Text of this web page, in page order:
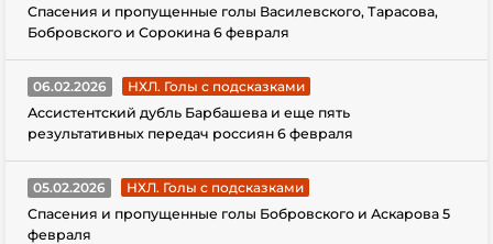
Спасения и пропущенные голы Василевского, Тарасова,
Бобровского и Сорокина 6 февраля
06.02.2026
НХЛ. Голы с подсказками
Ассистентский дубль Барбашева и еще пять
результативных передач россиян 6 февраля
05.02.2026
НХЛ. Голы с подсказками
Спасения и пропущенные голы Бобровского и Аскарова 5
февраля